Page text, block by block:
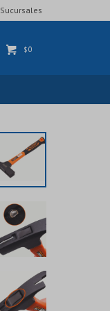
$0
Sucursales